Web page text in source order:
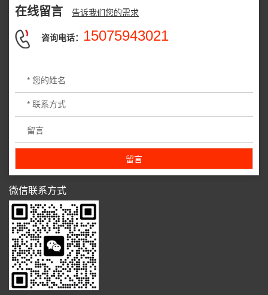
在线留言 告诉我们您的需求
咨询电话： 15075943021
微信联系方式